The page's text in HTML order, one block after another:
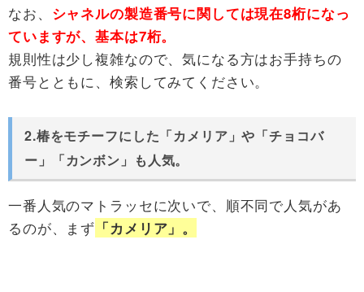
なお、 シャネルの製造番号に関しては現在8桁になっ
ていますが、基本は7桁。
規則性は少し複雑なので、気になる方はお手持ちの
番号とともに、検索してみてください。
2.椿をモチーフにした「カメリア」や「チョコバ
ー」「カンボン」も人気。
一番人気のマトラッセに次いで、順不同で人気があ
るのが、まず 「カメリア」。